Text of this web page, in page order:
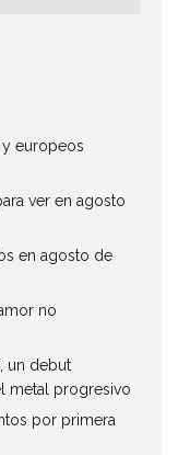
y europeos
ver en agosto
en agosto de
no
un debut
metal progresivo
por primera